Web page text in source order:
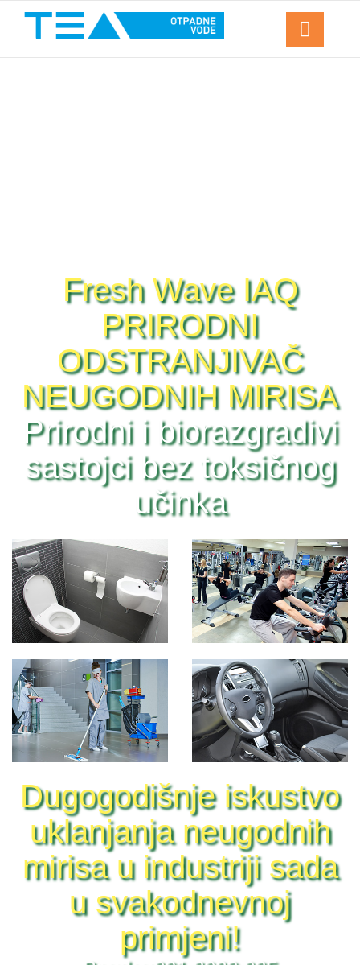
Fresh Wave IAQ
PRIRODNI
ODSTRANJIVAČ
NEUGODNIH MIRISA
Prirodni i biorazgradivi
sastojci bez toksičnog
učinka
Dugogodišnje iskustvo
uklanjanja neugodnih
mirisa u industriji sada
u svakodnevnoj
primjeni!